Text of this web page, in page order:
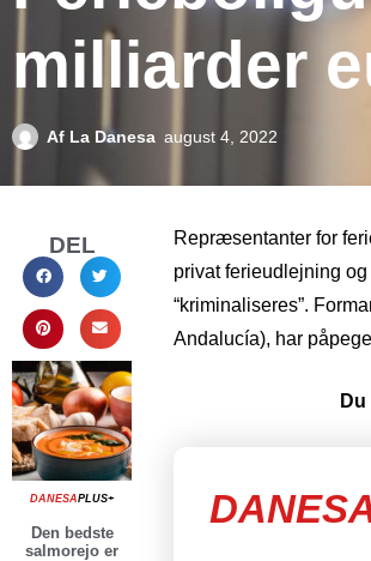
milliarder
Af La Danesa august 4, 2022
DEL
DANESAPLUS+
Den bedste
salmorejo er
Repræsentanter for
privat ferieudlejning
“kriminaliseres”.
Andalucía), har